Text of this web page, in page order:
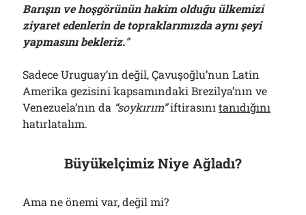
Barışın ve hoşgörünün hakim olduğu ülkemizi
ziyaret edenlerin de topraklarımızda aynı şeyi
yapmasını bekleriz.”
Sadece Uruguay’ın değil, Çavuşoğlu’nun Latin
Amerika gezisini kapsamındaki Brezilya’nın ve
Venezuela’nın da “soykırım”iftirasınıtanıdığını
hatırlatalım.
Büyükelçimiz Niye Ağladı?
Ama ne önemi var, değil mi?